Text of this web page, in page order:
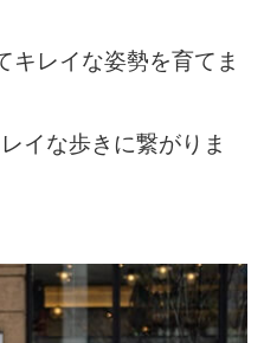
キレイな姿勢を育てま
イな歩きに繋がりま